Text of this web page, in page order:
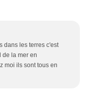
dans les terres c'est
de la mer en
moi ils sont tous en